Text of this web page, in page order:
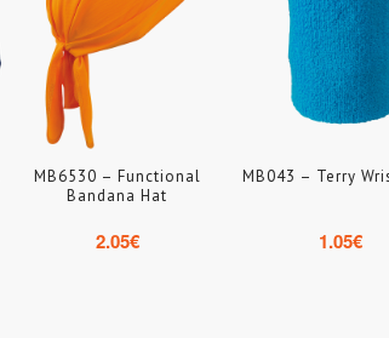
MB6530 – Functional
Bandana Hat
2.05€
MB043 – Terry
1.05€